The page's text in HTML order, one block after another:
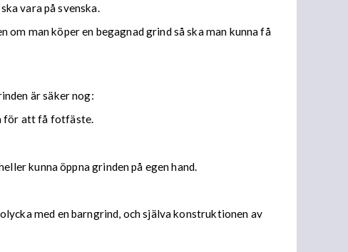
vara på svenska.
man köper en begagnad grind så ska man kunna få
är säker nog:
för att få fotfäste.
kunna öppna grinden på egen hand.
med en barngrind, och själva konstruktionen av